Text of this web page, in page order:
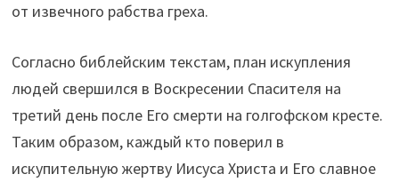
от извечного рабства греха.
Согласно библейским текстам, план искупления
людей свершился в Воскресении Спасителя на
третий день после Его смерти на голгофском кресте.
Таким образом, каждый кто поверил в
искупительную жертву Иисуса Христа и Его славное